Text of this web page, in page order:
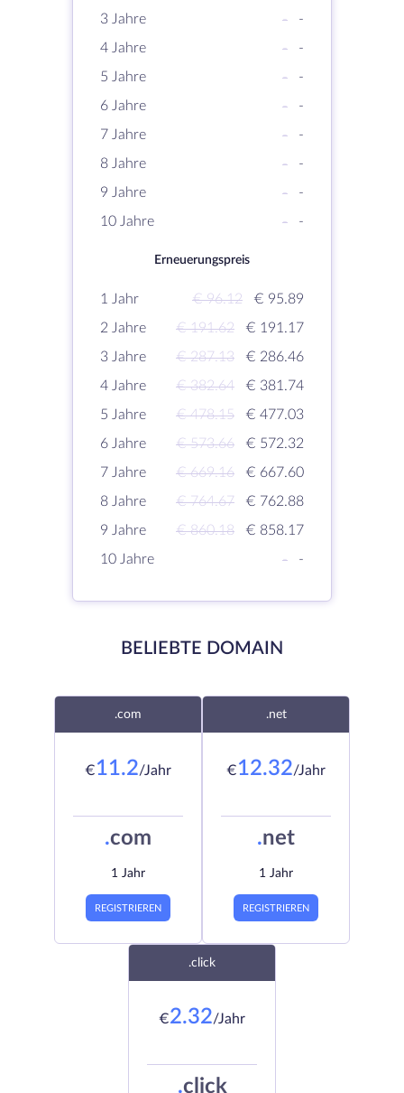
3 Jahre
-
-
4 Jahre
-
-
5 Jahre
-
-
6 Jahre
-
-
7 Jahre
-
-
8 Jahre
-
-
9 Jahre
-
-
10 Jahre
- -
Erneuerungspreis
1 Jahr € 96.12
€ 95.89
2 Jahre
€ 191.62
€ 191.17
3 Jahre
€ 287.13
€ 286.46
4 Jahre
€ 382.64
€ 381.74
5 Jahre
€ 478.15
€ 477.03
6 Jahre
€ 573.66
€ 572.32
7 Jahre
€ 669.16
€ 667.60
8 Jahre
€ 764.67
€ 762.88
9 Jahre
€ 860.18
€ 858.17
10 Jahre
- -
BELIEBTE DOMAIN
.com
€11.2/Jahr
.com
1 Jahr
REGISTRIEREN
.net
€12.32/Jahr
.net
1 Jahr
REGISTRIEREN
.click
€2.32/Jahr
.click